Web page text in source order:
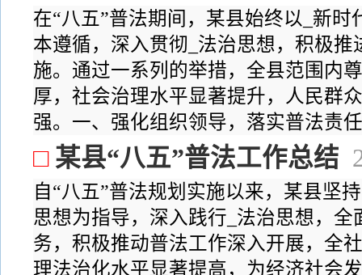
在“八五”普法期间，某县始终以_新
本遵循，深入贯彻_法治思想，积极推
施。通过一系列的举措，全县范围内
厚，社会治理水平显著提升，人民群
强。一、强化组织领导，落实普法责
□ 某县“八五”普法工作总结
自“八五”普法规划实施以来，某县坚
思想为指导，深入践行_法治思想，全
务，积极推动普法工作深入开展，全
理法治化水平显著提高，为经济社会